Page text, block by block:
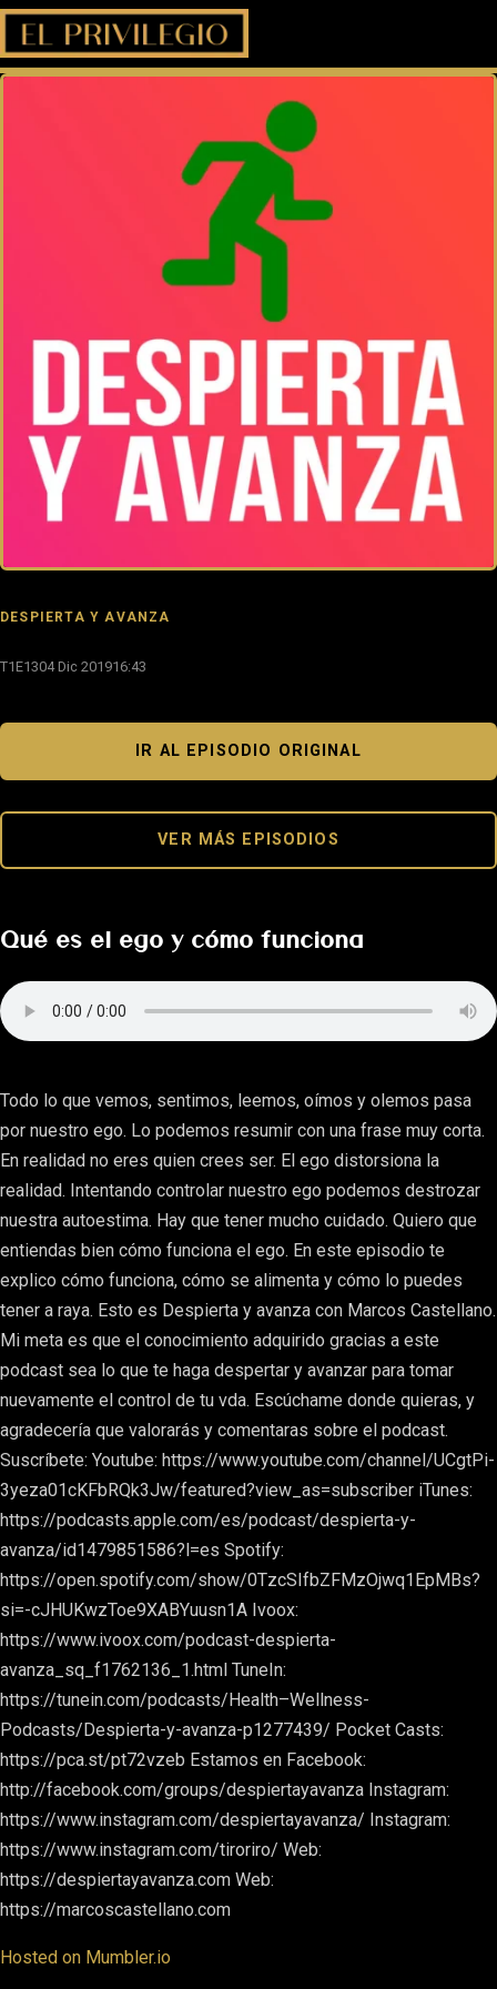
DESPIERTA Y AVANZA
T1E1304 Dic 201916:43
IR AL EPISODIO ORIGINAL
VER MÁS EPISODIOS
Qué es el ego y cómo funciona
Todo lo que vemos, sentimos, leemos, oímos y olemos pasa
por nuestro ego. Lo podemos resumir con una frase muy corta.
En realidad no eres quien crees ser. El ego distorsiona la
realidad. Intentando controlar nuestro ego podemos destrozar
nuestra autoestima. Hay que tener mucho cuidado. Quiero que
entiendas bien cómo funciona el ego. En este episodio te
explico cómo funciona, cómo se alimenta y cómo lo puedes
tener a raya. Esto es Despierta y avanza con Marcos Castellano.
Mi meta es que el conocimiento adquirido gracias a este
podcast sea lo que te haga despertar y avanzar para tomar
nuevamente el control de tu vda. Escúchame donde quieras, y
agradecería que valorarás y comentaras sobre el podcast.
Suscríbete: Youtube: https://www.youtube.com/channel/UCgtPi-
3yeza01cKFbRQk3Jw/featured?view_as=subscriber iTunes:
https://podcasts.apple.com/es/podcast/despierta-y-
avanza/id1479851586?l=es Spotify:
https://open.spotify.com/show/0TzcSIfbZFMzOjwq1EpMBs?
si=-cJHUKwzToe9XABYuusn1A Ivoox:
https://www.ivoox.com/podcast-despierta-
avanza_sq_f1762136_1.html TuneIn:
https://tunein.com/podcasts/Health–Wellness-
Podcasts/Despierta-y-avanza-p1277439/ Pocket Casts:
https://pca.st/pt72vzeb Estamos en Facebook:
http://facebook.com/groups/despiertayavanza Instagram:
https://www.instagram.com/despiertayavanza/ Instagram:
https://www.instagram.com/tiroriro/ Web:
https://despiertayavanza.com Web:
https://marcoscastellano.com
Hosted on Mumbler.io